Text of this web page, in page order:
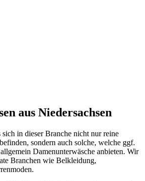
aus Niedersachsen
sich in dieser Branche nicht nur reine
sondern auch solche, welche ggf.
Damenunterwäsche anbieten. Wir
Branchen wie Belkleidung,